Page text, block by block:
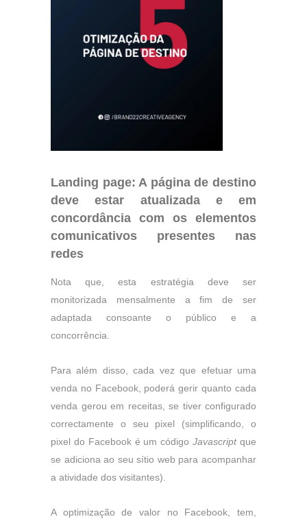
Landing page: A página de destino
deve estar atualizada e em
concordância com os elementos
comunicativos presentes nas
redes
Nota que, esta estratégia deve ser
monitorizada mensalmente a fim de ser
adaptada consoante o público e a
concorrência.
Para além disso, cada vez que efetuar uma
venda no Facebook, poderá gerir quanto cada
venda gerou em receitas, se tiver configurado
correctamente o seu pixel (simplificando, o
pixel do Facebook é um códigoJavascriptque
se adiciona ao seu sítio web para acompanhar
a atividade dos visitantes).
A optimização de valor no Facebook, tem,